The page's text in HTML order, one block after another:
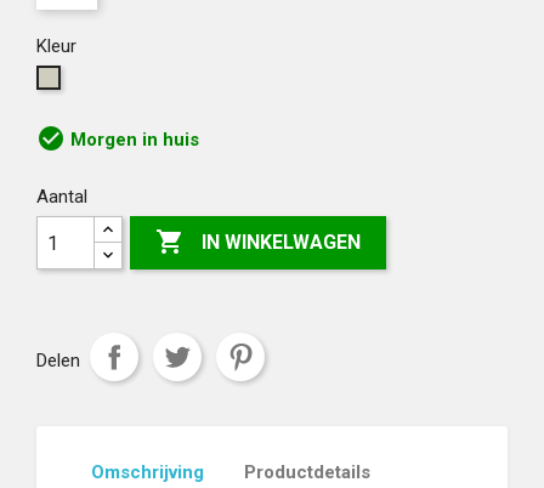
Kleur
check_circle Morgen in huis
Aantal
 IN WINKELWAGEN
Delen
Omschrijving Productdetails